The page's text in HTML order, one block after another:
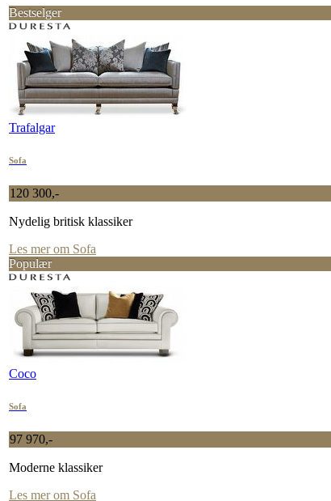
Bestselger
Trafalgar
Sofa
120 300,-
Nydelig britisk klassiker
Les mer om Sofa
Populær
Coco
Sofa
97 970,-
Moderne klassiker
Les mer om Sofa